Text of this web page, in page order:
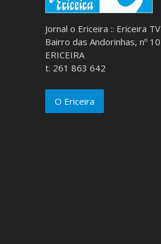
Jornal o Ericeira :: Ericeira TV
Bairro das Andorinhas, nº 10
ERICEIRA
t. 261 863 642
O Ericeira